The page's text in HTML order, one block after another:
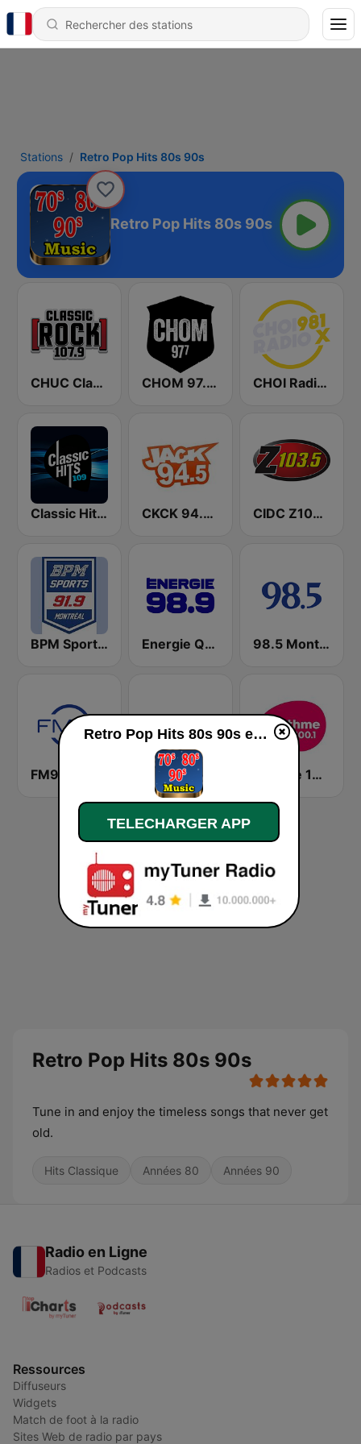
Stations Retro Pop Hits 80s 90s
Retro Pop Hits 80s 90s
CHUC Classic Rock 107.9 FM CHOM 97.7 FM CHOI Radio X 98.1 FM
Classic Hits 109 - 70s 80s 90s CKCK 94.5 Jack FM CIDC Z103.5
BPM Sports 91.9 FM Energie Québec 98.9 FM 98.5 Montréal
FM93 96.9 CKOI Rythme 100.1 FM
Retro Pop Hits 80s 90s
Tune in and enjoy the timeless songs that never get
old.
Hits Classique Années 80 Années 90
Radio en Ligne
Radios et Podcasts
Ressources
Diffuseurs
Widgets
Match de foot à la radio
Sites Web de radio par pays
Retro Pop Hits 80s 90s en ligne
TELECHARGER APP